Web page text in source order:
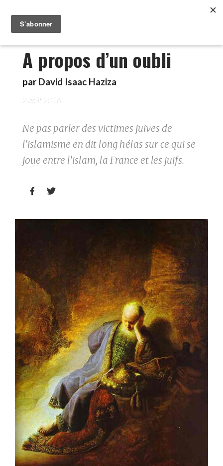
A propos d’un oubli
par David Isaac Haziza
2 août 2016
Ne pas parler des victimes juives de
l'islamisme en dit long hélas sur ce qui se
joue entre l'islam, la France et les juifs.
 